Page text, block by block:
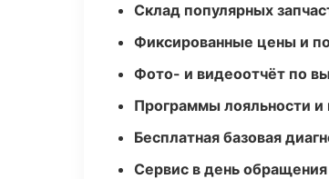
Склад популярных
Фиксированные цены и
Фото- и видеоотчёт по
Программы лояльности и
Бесплатная базовая
Сервис в день